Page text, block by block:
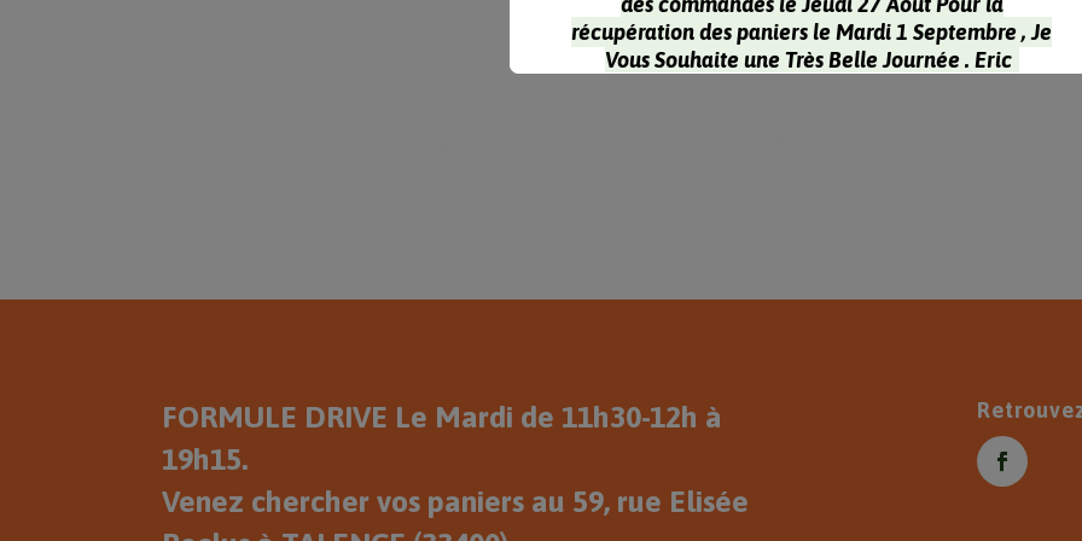
FORMULE DRIVE Le Mardi de 11h30-12h à
19h15.
Venez chercher vos paniers au 59, rue Elisée
récupération des paniers le Mardi 1 Septembre , Je
Vous Souhaite une Très Belle Journée . Eric